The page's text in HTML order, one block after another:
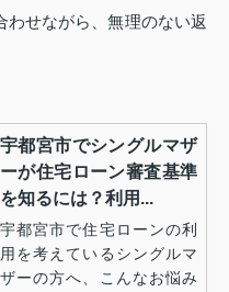
せながら、無理のない返
宇都宮市でシングルマザ
ーが住宅ローン審査基準
を知るには？利用...
宇都宮市で住宅ローンの利
用を考えているシングルマ
ザーの方へ、こんなお悩み